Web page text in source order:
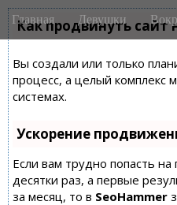
Как продвинуть сайт
Вы создали или только
процесс, а целый комплекс
системах.
Ускорение
Если вам трудно попасть
десятки раз, а первые
за месяц, то в SeoHammer
M
a
n
m
e
n
u
i
Главная Девушки